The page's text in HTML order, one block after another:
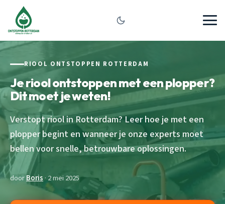
RIOOL ONTSTOPPEN ROTTERDAM
Je riool ontstoppen met een plopper?
Dit moet je weten!
Verstopt riool in Rotterdam? Leer hoe je met een
plopper begint en wanneer je onze experts moet
bellen voor snelle, betrouwbare oplossingen.
doorBoris· 2 mei 2025